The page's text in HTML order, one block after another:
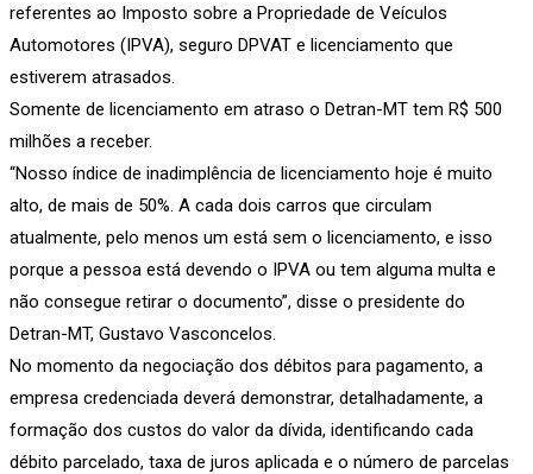
referentes ao Imposto sobre a Propriedade de Veículos
Automotores (IPVA), seguro DPVAT e licenciamento que
estiverem atrasados.
Somente de licenciamento em atraso o Detran-MT tem R$ 500
milhões a receber.
“Nosso índice de inadimplência de licenciamento hoje é muito
alto, de mais de 50%. A cada dois carros que circulam
atualmente, pelo menos um está sem o licenciamento, e isso
porque a pessoa está devendo o IPVA ou tem alguma multa e
não consegue retirar o documento”, disse o presidente do
Detran-MT, Gustavo Vasconcelos.
No momento da negociação dos débitos para pagamento, a
empresa credenciada deverá demonstrar, detalhadamente, a
formação dos custos do valor da dívida, identificando cada
débito parcelado, taxa de juros aplicada e o número de parcelas